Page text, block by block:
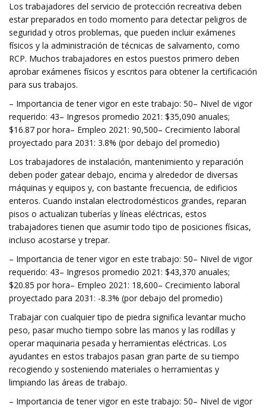
Los trabajadores del servicio de protección recreativa deben
estar preparados en todo momento para detectar peligros de
seguridad y otros problemas, que pueden incluir exámenes
físicos y la administración de técnicas de salvamento, como
RCP. Muchos trabajadores en estos puestos primero deben
aprobar exámenes físicos y escritos para obtener la certificación
para sus trabajos.
– Importancia de tener vigor en este trabajo: 50– Nivel de vigor
requerido: 43– Ingresos promedio 2021: $35,090 anuales;
$16.87 por hora– Empleo 2021: 90,500– Crecimiento laboral
proyectado para 2031: 3.8% (por debajo del promedio)
Los trabajadores de instalación, mantenimiento y reparación
deben poder gatear debajo, encima y alrededor de diversas
máquinas y equipos y, con bastante frecuencia, de edificios
enteros. Cuando instalan electrodomésticos grandes, reparan
pisos o actualizan tuberías y líneas eléctricas, estos
trabajadores tienen que asumir todo tipo de posiciones físicas,
incluso acostarse y trepar.
– Importancia de tener vigor en este trabajo: 50– Nivel de vigor
requerido: 43– Ingresos promedio 2021: $43,370 anuales;
$20.85 por hora– Empleo 2021: 18,600– Crecimiento laboral
proyectado para 2031: -8.3% (por debajo del promedio)
Trabajar con cualquier tipo de piedra significa levantar mucho
peso, pasar mucho tiempo sobre las manos y las rodillas y
operar maquinaria pesada y herramientas eléctricas. Los
ayudantes en estos trabajos pasan gran parte de su tiempo
recogiendo y sosteniendo materiales o herramientas y
limpiando las áreas de trabajo.
– Importancia de tener vigor en este trabajo: 50– Nivel de vigor